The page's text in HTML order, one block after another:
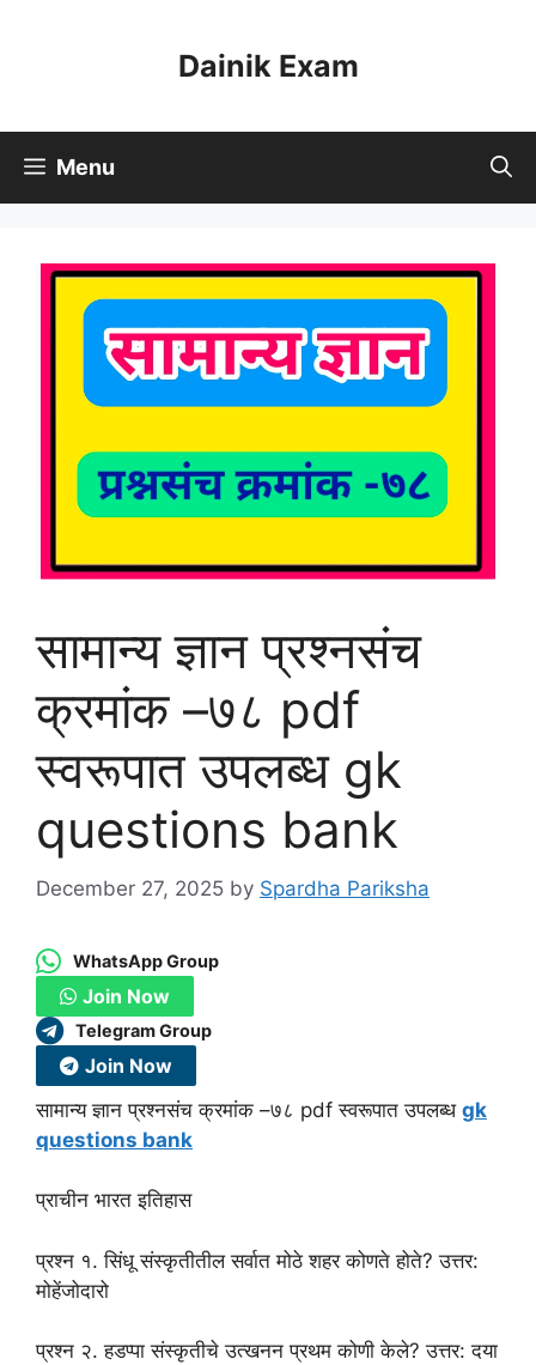
Dainik Exam
Menu
सामान्य ज्ञान प्रश्नसंच
क्रमांक –७८ pdf
स्वरूपात उपलब्ध gk
questions bank
December 27, 2025 by Spardha Pariksha
WhatsApp Group
Join Now
Telegram Group
Join Now
सामान्य ज्ञान प्रश्नसंच क्रमांक –७८ pdf स्वरूपात उपलब्ध gk
questions bank
प्राचीन भारत इतिहास
प्रश्न १. सिंधू संस्कृतीतील सर्वात मोठे शहर कोणते होते? उत्तर:
मोहेंजोदारो
प्रश्न २. हडप्पा संस्कृतीचे उत्खनन प्रथम कोणी केले? उत्तर: दया